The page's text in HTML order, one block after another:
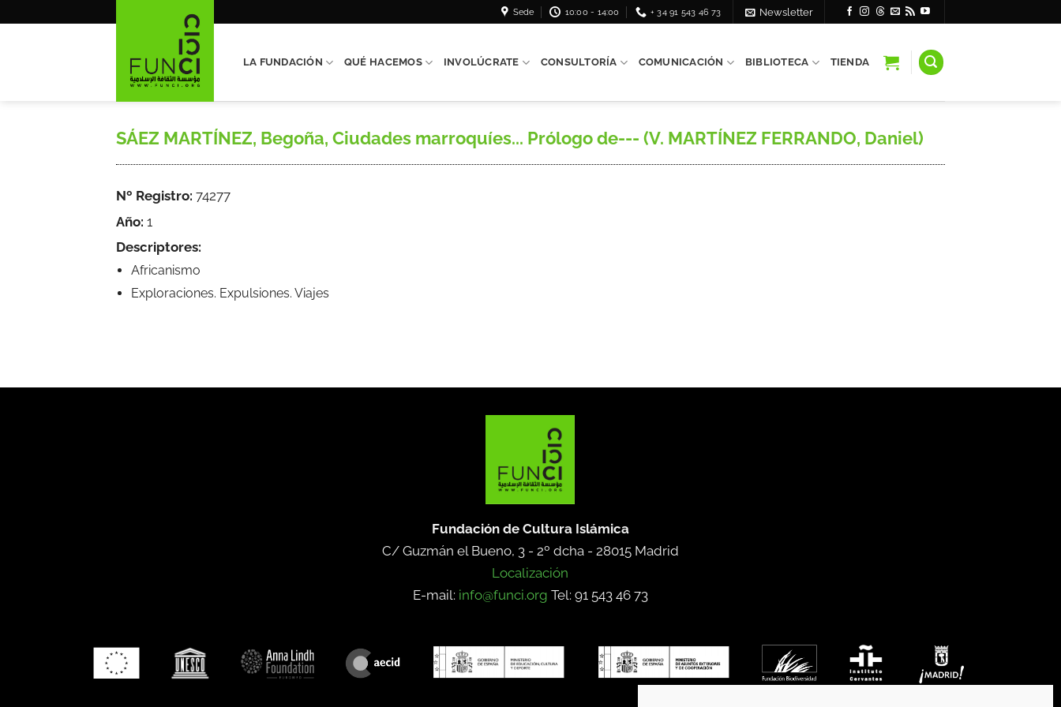
Sede 10:00 - 14:00 + 34 91 543 46 73 Newsletter
LA FUNDACIÓN QUÉ HACEMOS INVOLÚCRATE CONSULTORÍA COMUNICACIÓN BIBLIOTECA TIENDA
SÁEZ MARTÍNEZ, Begoña, Ciudades marroquíes... Prólogo de--- (V. MARTÍNEZ FERRANDO, Daniel)
Nº Registro: 74277
Año: 1
Descriptores:
Africanismo
Exploraciones. Expulsiones. Viajes
Fundación de Cultura Islámica
C/ Guzmán el Bueno, 3 - 2º dcha - 28015 Madrid
Localización
E-mail: info@funci.org Tel: 91 543 46 73